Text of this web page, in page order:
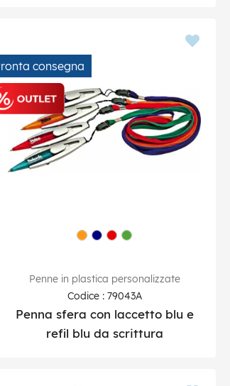
consegna
Penne in plastica personalizzate
Codice : 79043A
Penna sfera con laccetto blu e
refil blu da scrittura